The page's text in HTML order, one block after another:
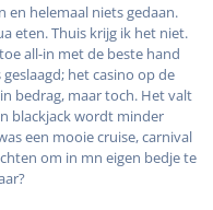
en helemaal niets gedaan.
eten. Thuis krijg ik het niet.
all-in met de beste hand
het casino op de
bedrag, maar toch. Het valt
blackjack wordt minder
een mooie cruise, carnival
om in mn eigen bedje te